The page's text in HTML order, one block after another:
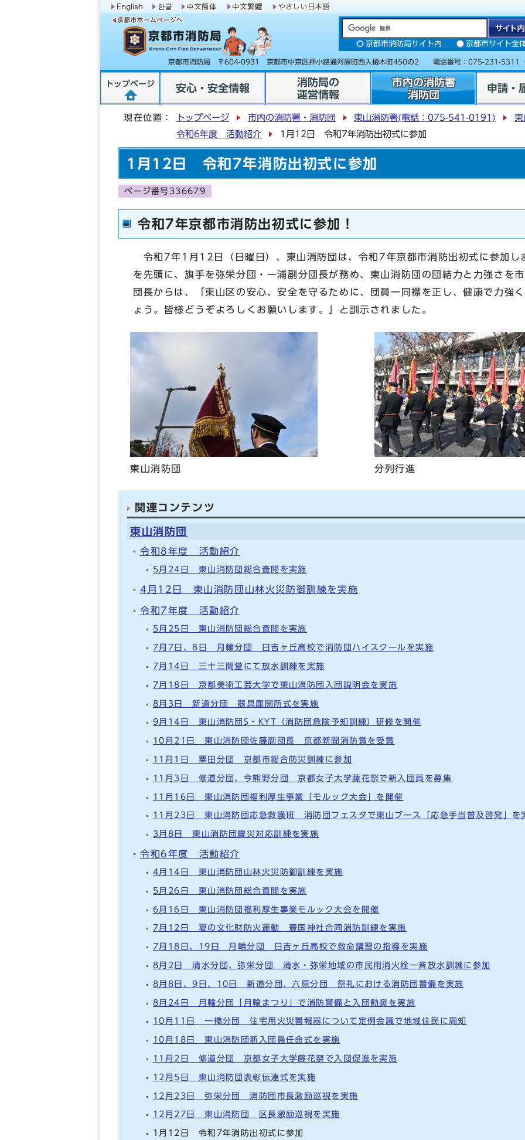
京都市消防局サイト内 京都市サイト全
京都市消防局 〒604-0931 京都市中京区押小路通河原町西入榎木町450の2 電話番号： 075-231-5311
トップページ 安心・安全情報
消防局の
運営情報
市内の消防署
消防団
申請・
現在位置： トップページ 市内の消防署・消防団 東山消防署(電話：075-541-0191)
東
令和6年度 活動紹介
1月12日 令和7年消防出初式に参加
1月12日 令和7年消防出初式に参加
ページ番号336679
令和7年京都市消防出初式に参加！
令和7年1月12日（日曜日）、東山消防団は、令和7年京都市消防出初式に参加し
を先頭に、旗手を弥栄分団・一浦副分団長が務め、東山消防団の団結力と力強さを
団長からは、「東山区の安心、安全を守るために、団員一同襟を正し、健康で力強
ょう。皆様どうぞよろしくお願いします。」と訓示されました。
東山消防団 分列行進
関連コンテンツ
東山消防団
令和8年度 活動紹介
5月24日 東山消防団総合査閲を実施
4月12日 東山消防団山林火災防御訓練を実施
令和7年度 活動紹介
5月25日 東山消防団総合査閲を実施
7月7日、8日 月輪分団 日吉ヶ丘高校で消防団ハイスクールを実施
7月14日 三十三間堂にて放水訓練を実施
7月18日 京都美術工芸大学で東山消防団入団説明会を実施
8月3日 新道分団 器具庫開所式を実施
9月14日 東山消防団S‐KYT（消防団危険予知訓練）研修を開催
10月21日 東山消防団佐藤副団長 京都新聞消防賞を受賞
11月1日 粟田分団 京都市総合防災訓練に参加
11月3日 修道分団、今熊野分団 京都女子大学藤花祭で新入団員を募集
11月16日 東山消防団福利厚生事業「モルック大会」を開催
11月23日 東山消防団応急救護班 消防団フェスタで東山ブース「応急手当普及啓発」を
3月8日 東山消防団震災対応訓練を実施
令和6年度 活動紹介
4月14日 東山消防団山林火災防御訓練を実施
5月26日 東山消防団総合査閲を実施
6月16日 東山消防団福利厚生事業モルック大会を開催
7月12日 夏の文化財防火運動 豊国神社合同消防訓練を実施
7月18日、19日 月輪分団 日吉ヶ丘高校で救命講習の指導を実施
8月2日 清水分団、弥栄分団 清水・弥栄地域の市民用消火栓一斉放水訓練に参加
8月8日、9日、10日 新道分団、六原分団 祭礼における消防団警備を実施
8月24日 月輪分団「月輪まつり」で消防警備と入団勧奨を実施
10月11日 一橋分団 住宅用火災警報器について定例会議で地域住民に周知
10月18日 東山消防団新入団員任命式を実施
11月2日 修道分団 京都女子大学藤花祭で入団促進を実施
12月5日 東山消防団表彰伝達式を実施
12月23日 弥栄分団 消防団市長激励巡視を実施
12月27日 東山消防団 区長激励巡視を実施
1月12日 令和7年消防出初式に参加